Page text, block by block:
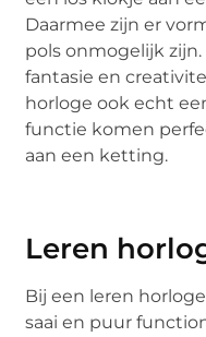
Daarmee zijn er
pols onmogelijk
fantasie en
horloge ook echt
functie komen
aan een ketting.
Leren
Bij een leren
saai en puur